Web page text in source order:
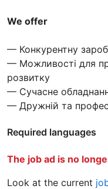
We offer
— Конкурентну
— Можливості для
розвитку
— Сучасне
— Дружній та
Required languages
The job ad is no
Look at the current